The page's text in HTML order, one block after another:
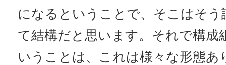
になるということで、そこはそ
て結構だと思います。それで構成
いうことは、これは様々な形態あ